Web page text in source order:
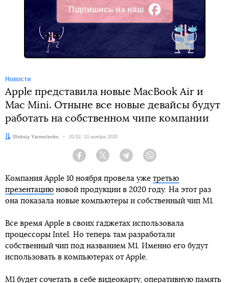
Підпишись на наш
Facebook
Новости
Apple представила новые MacBook Air и
Mac Mini. Отныне все новые девайсы будут
работать на собственном чипе компании
Автор:
Oleksiy Yarmolenko Дата:
20:52, 10 ноября 2020
Facebook Twitter Telegram
Компания Apple 10 ноября провела уже третью
презентацию новой продукции в 2020 году. На этот раз
она показала новые компьютеры и собственный чип М1.
Все время Apple в своих гаджетах использовала
процессоры Intel. Но теперь там разработали
собственный чип под названием М1. Именно его будут
использовать в компьютерах от Apple.
М1 будет сочетать в себе видеокарту, оперативную память